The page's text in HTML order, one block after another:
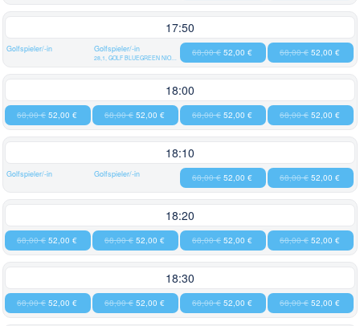
17:50
Golfspieler/-in Golfspieler/-in 68,00 € 52,00 € 68,00 € 52,00 €
18:00
68,00 € 52,00 € 68,00 € 52,00 € 68,00 € 52,00 € 68,00 € 52,00 €
18:10
Golfspieler/-in Golfspieler/-in 68,00 € 52,00 € 68,00 € 52,00 €
18:20
68,00 € 52,00 € 68,00 € 52,00 € 68,00 € 52,00 € 68,00 € 52,00 €
18:30
68,00 € 52,00 € 68,00 € 52,00 € 68,00 € 52,00 € 68,00 € 52,00 €